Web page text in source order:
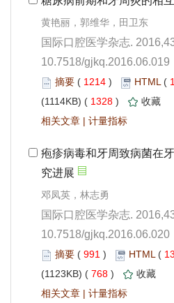
10.7518/gjkq.2016.06.019
1214 )
1328 )
|
10.7518/gjkq.2016.06.020
991 ) 13
768 )
|